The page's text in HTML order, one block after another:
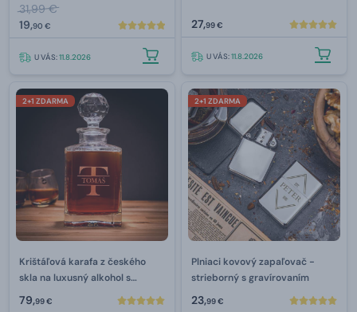
31,99 €
19,90 €
U VÁS:11.8.2026
27,99 €
U VÁS:11.8.2026
2+1 ZDARMA
Krištáľová karafa z českého
skla na luxusný alkohol s
gravírovaním 800 ml
79,99 €
2+1 ZDARMA
Plniaci kovový zapaľovač -
strieborný s gravírovaním
23,99 €